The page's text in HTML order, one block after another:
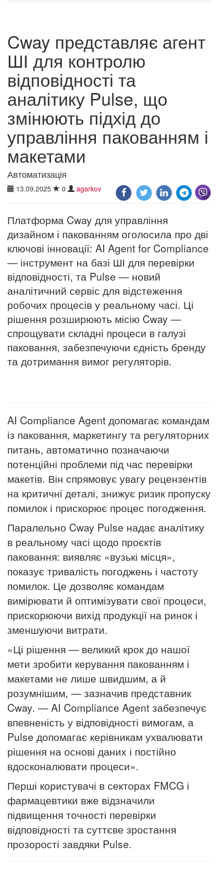
Cway представляє агент
ШІ для контролю
відповідності та
аналітику Pulse, що
змінюють підхід до
управління пакованням і
макетами
Автоматизація
13.09.2025 0 agarkov
Платформа Cway для управління
дизайном і пакованням оголосила про дві
ключові інновації: AI Agent for Compliance
— інструмент на базі ШІ для перевірки
відповідності, та Pulse — новий
аналітичний сервіс для відстеження
робочих процесів у реальному часі. Ці
рішення розширюють місію Cway —
спрощувати складні процеси в галузі
паковання, забезпечуючи єдність бренду
та дотримання вимог регуляторів.
AI Compliance Agent допомагає командам
із паковання, маркетингу та регуляторних
питань, автоматично позначаючи
потенційні проблеми під час перевірки
макетів. Він спрямовує увагу рецензентів
на критичні деталі, знижує ризик пропуску
помилок і прискорює процес погодження.
Паралельно Cway Pulse надає аналітику
в реальному часі щодо проєктів
паковання: виявляє «вузькі місця»,
показує тривалість погоджень і частоту
помилок. Це дозволяє командам
вимірювати й оптимізувати свої процеси,
прискорюючи вихід продукції на ринок і
зменшуючи витрати.
«Ці рішення — великий крок до нашої
мети зробити керування пакованням і
макетами не лише швидшим, а й
розумнішим, — зазначив представник
Cway. — AI Compliance Agent забезпечує
впевненість у відповідності вимогам, а
Pulse допомагає керівникам ухвалювати
рішення на основі даних і постійно
вдосконалювати процеси».
Перші користувачі в секторах FMCG і
фармацевтики вже відзначили
підвищення точності перевірки
відповідності та суттєве зростання
прозорості завдяки Pulse.